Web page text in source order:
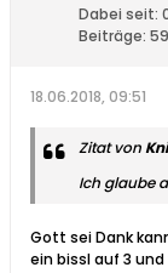
Dabei seit:
Beiträge:
18.06.2018, 09:51
Zitat von
Ich glaube
Gott sei Dank
ein bissl auf 3